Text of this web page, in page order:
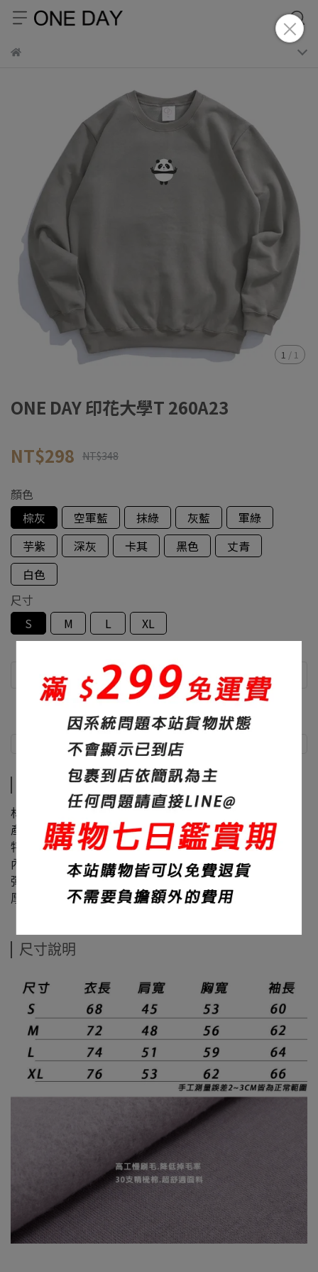
1 / 1
ONE DAY 印花大學T 260A23
NT$298 NT$348
顏色
棕灰
空軍藍 抹綠 灰藍
軍綠
芋紫
深灰 卡其 黑色
丈青
白色
尺寸
S
M L XL
商品介紹
商品介紹
材質：60%棉+40%聚酯纖維
產地：台灣
特色：高品質熱轉印、品質超好、色彩飽滿鮮豔
內裏：內刷毛
彈性：無
厚度：420碼重
尺寸說明